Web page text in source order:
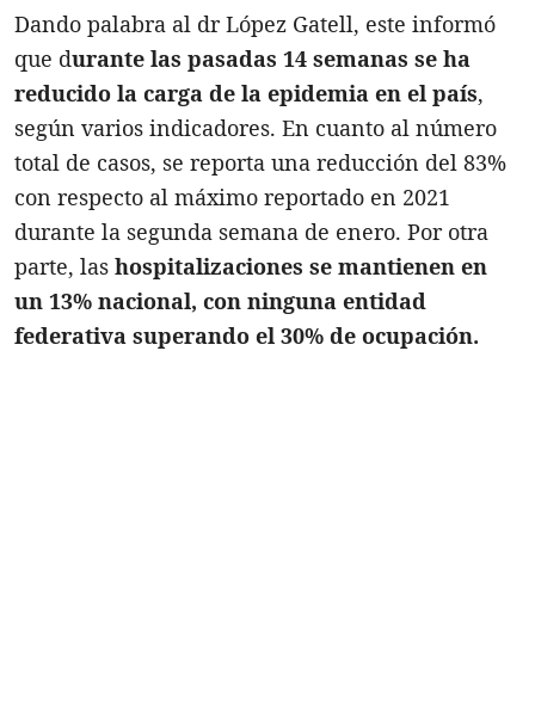
Dando palabra al dr López Gatell, este informó
que durante las pasadas 14 semanas se ha
reducido la carga de la epidemia en el país,
según varios indicadores. En cuanto al número
total de casos, se reporta una reducción del 83%
con respecto al máximo reportado en 2021
durante la segunda semana de enero. Por otra
parte, las hospitalizaciones se mantienen en
un 13% nacional, con ninguna entidad
federativa superando el 30% de ocupación.